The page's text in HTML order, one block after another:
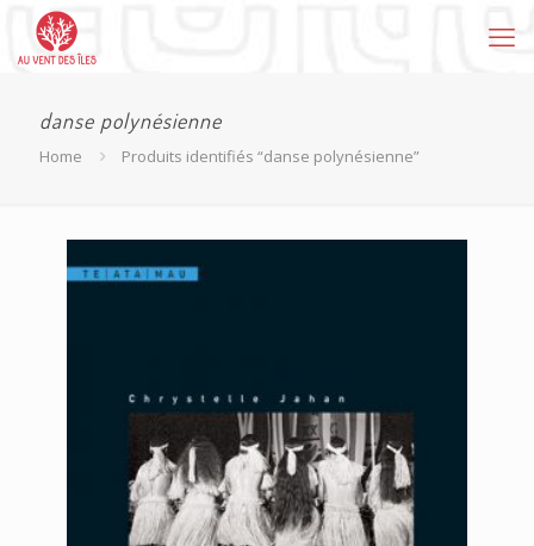
danse polynésienne
Home Produits identifiés “danse polynésienne”